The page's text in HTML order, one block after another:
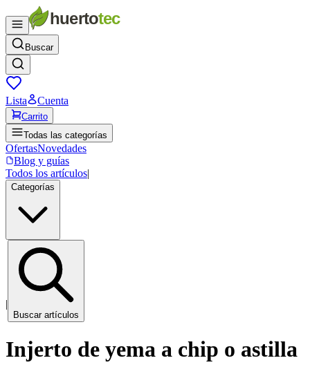
Buscar
Lista Cuenta
Carrito
Todas las categorías
OfertasNovedades
Blog y guías
Todos los artículos|
Categorías
|
Buscar artículos
Injerto de yema a chip o astilla